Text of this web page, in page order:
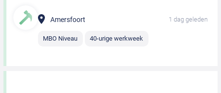
Amersfoort 1 dag geleden
MBO Niveau 40-urige werkweek